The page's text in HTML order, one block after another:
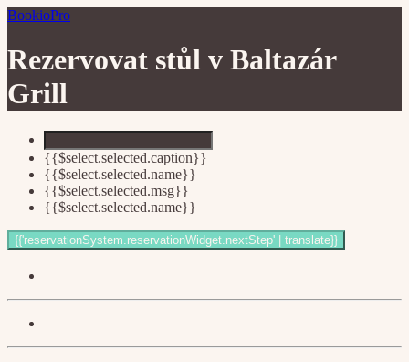
BookioPro
Rezervovat stůl v Baltazár
Grill
{{$select.selected.caption}}
{{$select.selected.name}}
{{$select.selected.msg}}
{{$select.selected.name}}